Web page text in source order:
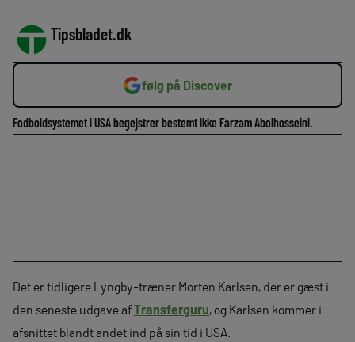
Tipsbladet.dk
følg på Discover
Fodboldsystemet i USA begejstrer bestemt ikke Farzam Abolhosseini.
Det er tidligere Lyngby-træner Morten Karlsen, der er gæst i
den seneste udgave afTransferguru, og Karlsen kommer i
afsnittet blandt andet ind på sin tid i USA.